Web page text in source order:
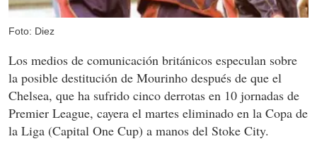
Foto: Diez
Los medios de comunicación británicos especulan sobre
la posible destitución de Mourinho después de que el
Chelsea, que ha sufrido cinco derrotas en 10 jornadas de
Premier League, cayera el martes eliminado en la Copa de
la Liga (Capital One Cup) a manos del Stoke City.